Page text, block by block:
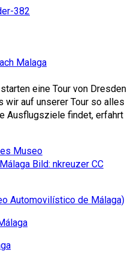
eine Tour von Dresden
wir auf unserer Tour so alles
Ausflugsziele findet, erfahrt
Automovilístico de Málaga)